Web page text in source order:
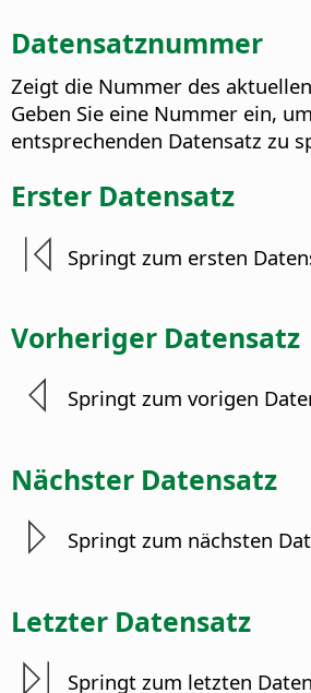
Datensatznummer
Zeigt die Nummer des
Geben Sie eine Nummer ein,
entsprechenden Datensatz zu
Erster Datensatz
Springt zum ersten
Vorheriger Datensatz
Springt zum vorigen
Nächster Datensatz
Springt zum nächsten
Letzter Datensatz
Springt zum letzten